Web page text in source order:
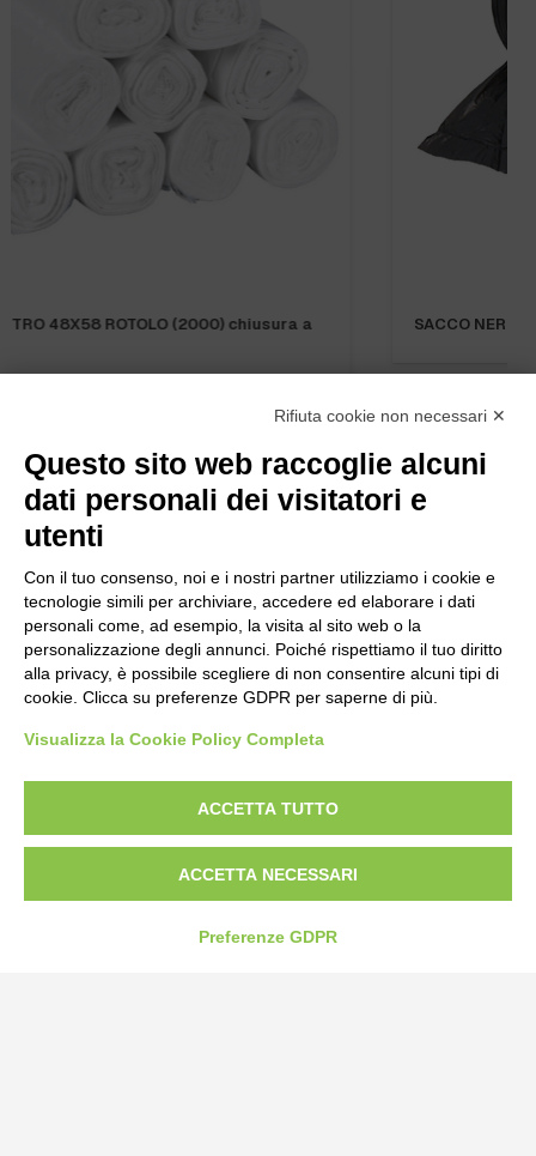
SACCO NERO 72X110 GR.50 “NEW” (300)
Bogliano Srl
Borgo San Martino 44, 12060 Pocapaglia CN
Tel:0172-478161
Fax: 0172-487399
Rifiuta cookie non necessari ✕
Questo sito web raccoglie alcuni
dati personali dei visitatori e
utenti
Con il tuo consenso, noi e i nostri partner utilizziamo i cookie e
tecnologie simili per archiviare, accedere ed elaborare i dati
personali come, ad esempio, la visita al sito web o la
personalizzazione degli annunci. Poiché rispettiamo il tuo diritto
alla privacy, è possibile scegliere di non consentire alcuni tipi di
cookie. Clicca su preferenze GDPR per saperne di più.
Visualizza la Cookie Policy Completa
ACCETTA TUTTO
ACCETTA NECESSARI
Preferenze GDPR